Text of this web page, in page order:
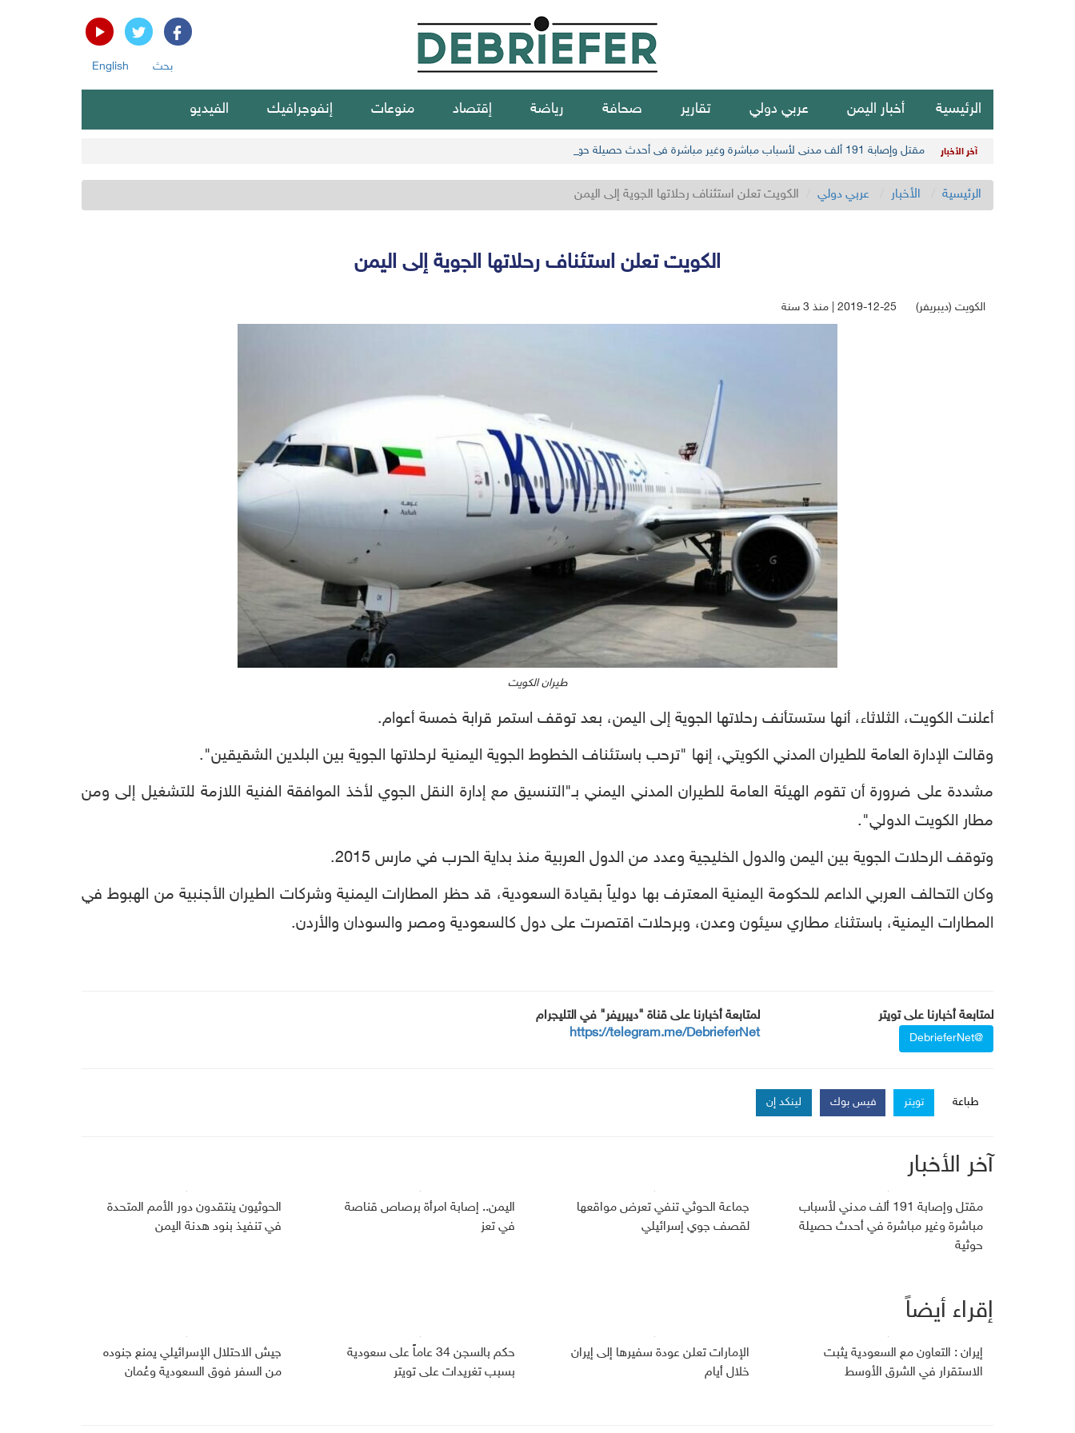
بحث English
الرئيسية أخبار اليمن عربي دولي تقارير صحافة رياضة إقتصاد منوعات إنفوجرافيك الفيديو
آخر الأخبار مقتل وإصابة 191 ألف مدني لأسباب مباشرة وغير مباشرة في أحدث حصيلة حوثية
الرئيسية الأخبار عربي دولي الكويت تعلن استئناف رحلاتها الجوية إلى اليمن
الكويت تعلن استئناف رحلاتها الجوية إلى اليمن
الكويت (ديبريفر) 2019-12-25 | منذ 3 سنة
طيران الكويت
أعلنت الكويت، الثلاثاء، أنها ستستأنف رحلاتها الجوية إلى اليمن، بعد توقف استمر قرابة خمسة أعوام.
وقالت الإدارة العامة للطيران المدني الكويتي، إنها "ترحب باستئناف الخطوط الجوية اليمنية لرحلاتها الجوية بين البلدين الشقيقين".
مشددة على ضرورة أن تقوم الهيئة العامة للطيران المدني اليمني بـ"التنسيق مع إدارة النقل الجوي لأخذ الموافقة الفنية اللازمة للتشغيل إلى ومن
مطار الكويت الدولي".
وتوقف الرحلات الجوية بين اليمن والدول الخليجية وعدد من الدول العربية منذ بداية الحرب في مارس 2015.
وكان التحالف العربي الداعم للحكومة اليمنية المعترف بها دولياً بقيادة السعودية، قد حظر المطارات اليمنية وشركات الطيران الأجنبية من الهبوط في
المطارات اليمنية، باستثناء مطاري سيئون وعدن، وبرحلات اقتصرت على دول كالسعودية ومصر والسودان والأردن.
لمتابعة أخبارنا على تويتر
@DebrieferNet
لمتابعة أخبارنا على قناة "ديبريفر" في التليجرام
https://telegram.me/DebrieferNet
طباعة تويتر فيس بوك لينكد إن
آخر الأخبار
مقتل وإصابة 191 ألف مدني لأسباب
مباشرة وغير مباشرة في أحدث حصيلة
حوثية
جماعة الحوثي تنفي تعرض مواقعها
لقصف جوي إسرائيلي
اليمن.. إصابة امرأة برصاص قناصة
في تعز
الحوثيون ينتقدون دور الأمم المتحدة
في تنفيذ بنود هدنة اليمن
إقراء أيضاً
إيران : التعاون مع السعودية يثبت
الاستقرار في الشرق الأوسط
الإمارات تعلن عودة سفيرها إلى إيران
خلال أيام
حكم بالسجن 34 عاماً على سعودية
بسبب تغريدات على تويتر
جيش الاحتلال الإسرائيلي يمنع جنوده
من السفر فوق السعودية وعُمان